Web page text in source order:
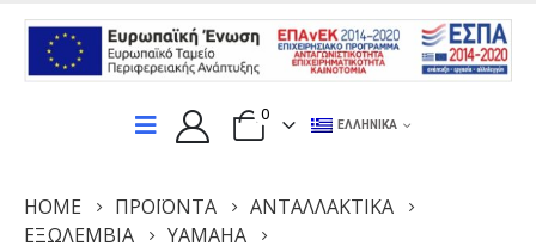
0
ΕΛΛΗΝΙΚΆ
HOME ΠΡΟΪΌΝΤΑ
ΑΝΤΑΛΛΑΚΤΙΚΆ
ΕΞΩΛΕΜΒΙΑ
YAMAHA